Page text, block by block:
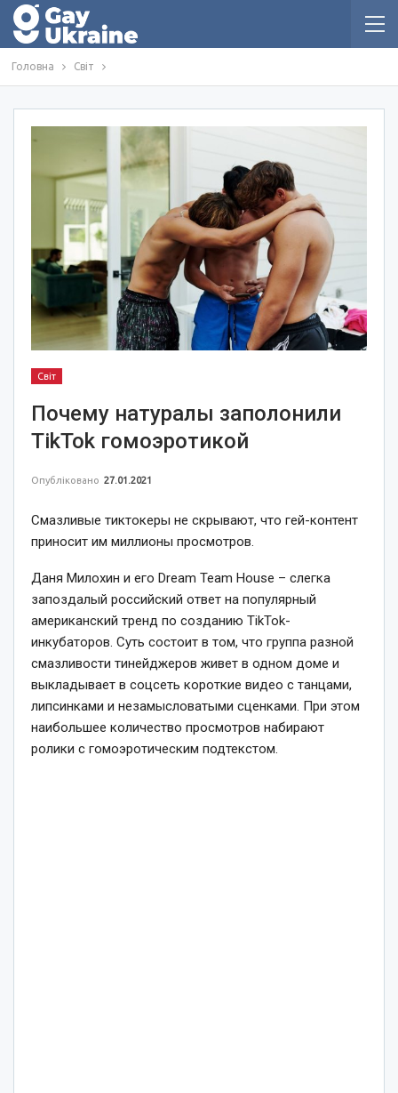
Головна Світ
Світ
Почему натуралы заполонили
TikTok гомоэротикой
Опубліковано 27.01.2021
Смазливые тиктокеры не скрывают, что гей-контент
приносит им миллионы просмотров.
Даня Милохин и его Dream Team House – слегка
запоздалый российский ответ на популярный
американский тренд по созданию TikTok-
инкубаторов. Суть состоит в том, что группа разной
смазливости тинейджеров живет в одном доме и
выкладывает в соцсеть короткие видео с танцами,
липсинками и незамысловатыми сценками. При этом
наибольшее количество просмотров набирают
ролики с гомоэротическим подтекстом.